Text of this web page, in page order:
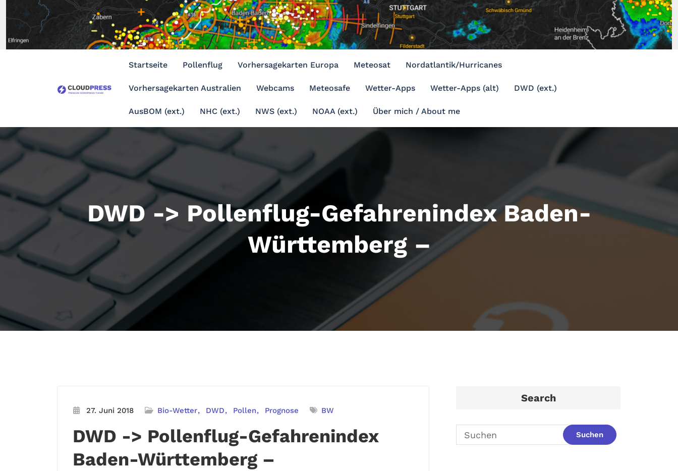
Inhalt
springen
Startseite Pollenflug Vorhersagekarten Europa Meteosat Nordatlantik/Hurricanes
Vorhersagekarten Australien Webcams Meteosafe Wetter-Apps Wetter-Apps (alt) DWD (ext.)
AusBOM (ext.) NHC (ext.) NWS (ext.) NOAA (ext.) Über mich / About me
DWD -> Pollenflug-Gefahrenindex Baden-
Württemberg –
27. Juni 2018 Bio-Wetter DWD Pollen Prognose BW
DWD -> Pollenflug-Gefahrenindex
Baden-Württemberg –
Search